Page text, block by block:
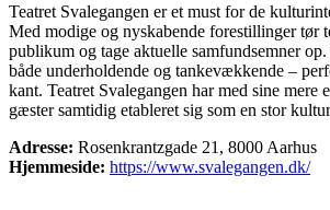
Teatret Svalegangen er et must for de
Med modige og nyskabende forestillinger tør
publikum og tage aktuelle samfundsemner
både underholdende og tankevækkende –
kant. Teatret Svalegangen har med sine mere
gæster samtidig etableret sig som en stor
Adresse: Rosenkrantzgade 21, 8000 Aarhus
Hjemmeside: https://www.svalegangen.dk/